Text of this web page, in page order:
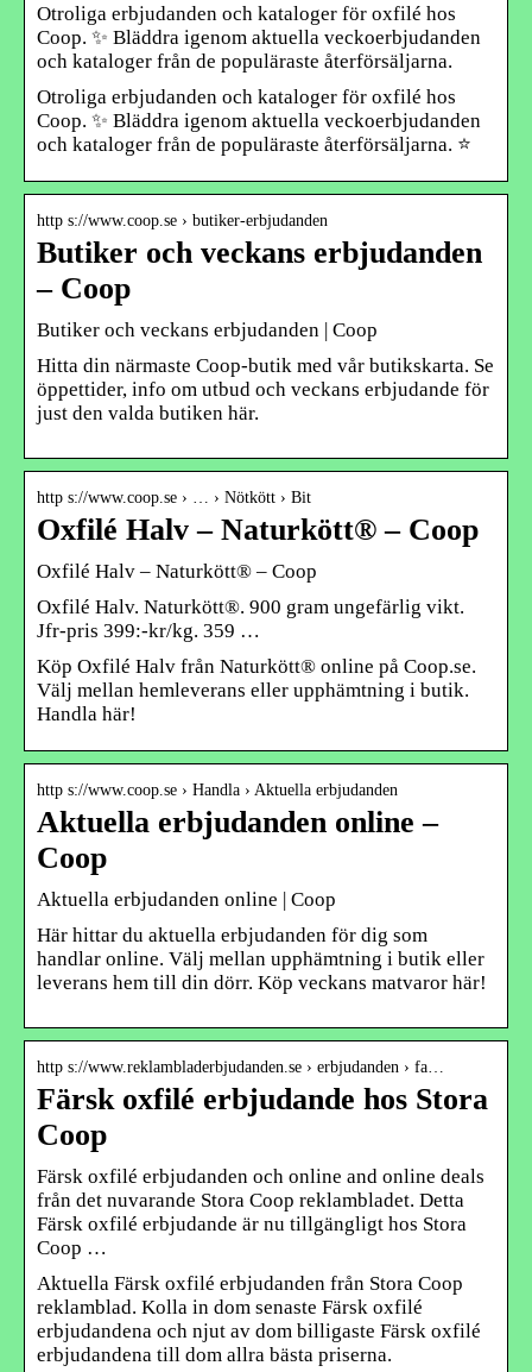
Otroliga erbjudanden och kataloger för oxfilé hos
Coop. ✨ Bläddra igenom aktuella veckoerbjudanden
och kataloger från de populäraste återförsäljarna.
Otroliga erbjudanden och kataloger för oxfilé hos
Coop. ✨ Bläddra igenom aktuella veckoerbjudanden
och kataloger från de populäraste återförsäljarna. ⭐
http s://www.coop.se › butiker-erbjudanden
Butiker och veckans erbjudanden
– Coop
Butiker och veckans erbjudanden | Coop
Hitta din närmaste Coop-butik med vår butikskarta. Se
öppettider, info om utbud och veckans erbjudande för
just den valda butiken här.
http s://www.coop.se › … › Nötkött › Bit
Oxfilé Halv – Naturkött® – Coop
Oxfilé Halv – Naturkött® – Coop
Oxfilé Halv. Naturkött®. 900 gram ungefärlig vikt.
Jfr-pris 399:-kr/kg. 359 …
Köp Oxfilé Halv från Naturkött® online på Coop.se.
Välj mellan hemleverans eller upphämtning i butik.
Handla här!
http s://www.coop.se › Handla › Aktuella erbjudanden
Aktuella erbjudanden online –
Coop
Aktuella erbjudanden online | Coop
Här hittar du aktuella erbjudanden för dig som
handlar online. Välj mellan upphämtning i butik eller
leverans hem till din dörr. Köp veckans matvaror här!
http s://www.reklambladerbjudanden.se › erbjudanden › fa…
Färsk oxfilé erbjudande hos Stora
Coop
Färsk oxfilé erbjudanden och online and online deals
från det nuvarande Stora Coop reklambladet. Detta
Färsk oxfilé erbjudande är nu tillgängligt hos Stora
Coop …
Aktuella Färsk oxfilé erbjudanden från Stora Coop
reklamblad. Kolla in dom senaste Färsk oxfilé
erbjudandena och njut av dom billigaste Färsk oxfilé
erbjudandena till dom allra bästa priserna.